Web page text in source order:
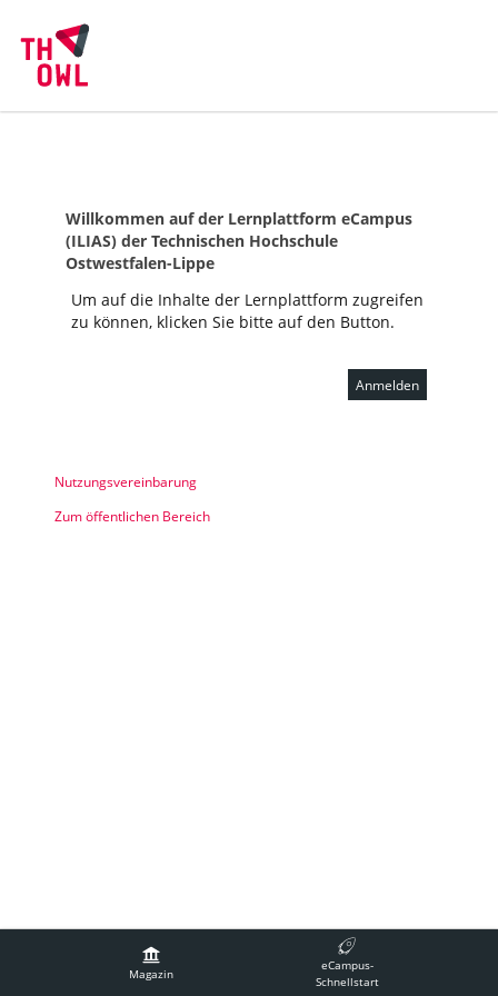
Magazin
eCampus-
Schnellstart
Willkommen auf der Lernplattform eCampus
(ILIAS) der Technischen Hochschule
Ostwestfalen-Lippe
Um auf die Inhalte der Lernplattform zugreifen
zu können, klicken Sie bitte auf den Button.
Anmelden
Nutzungsvereinbarung
Zum öffentlichen Bereich
Technische Betreuung
Barrierefreiheit
Nutzungsvereinbarung